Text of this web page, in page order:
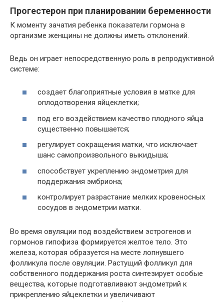
Прогестерон при планировании беременности
К моменту зачатия ребенка показатели гормона в
организме женщины не должны иметь отклонений.
Ведь он играет непосредственную роль в репродуктивной
системе:
создает благоприятные условия в матке для
оплодотворения яйцеклетки;
под его воздействием качество плодного яйца
существенно повышается;
регулирует сокращения матки, что исключает
шанс самопроизвольного выкидыша;
способствует укреплению эндометрия для
поддержания эмбриона;
контролирует разрастание мелких кровеносных
сосудов в эндометрии матки.
Во время овуляции под воздействием эстрогенов и
гормонов гипофиза формируется желтое тело. Это
железа, которая образуется на месте лопнувшего
фолликула после овуляции. Растущий фолликул для
собственного поддержания роста синтезирует особые
вещества, которые подготавливают эндометрий к
прикреплению яйцеклетки и увеличивают